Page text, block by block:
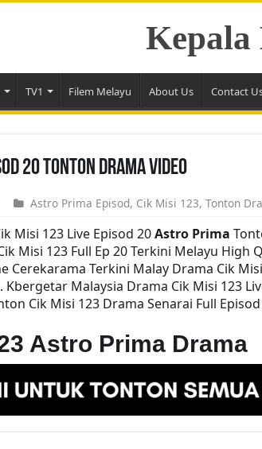
Kepala
TV1 Filem Melayu About Us Contact
20 Tonton Drama Video
Astro Prima Episod, Cik Misi 123, Tonton
Misi 123 Live Episod 20Astro Prima
Misi 123 Full Ep 20 Terkini Melayu High
Cerekarama Terkini Malay Drama Cik
Malaysia Drama Cik Misi 123
Cik Misi 123 Drama Senarai Full
Astro Prima Drama